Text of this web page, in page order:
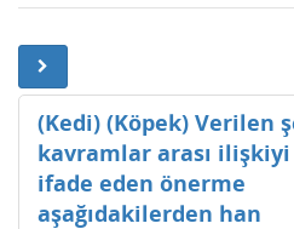
(Kedi) (Köpek) Verilen
kavramlar arası
ifade eden önerme
aşağıdakilerden han